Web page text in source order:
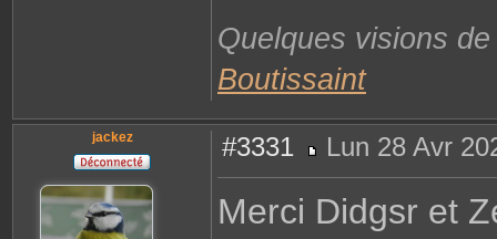
Quelques visions
Boutissaint
jackez #3331
e
s
Lun 28 Avr
Merci Didgsr et